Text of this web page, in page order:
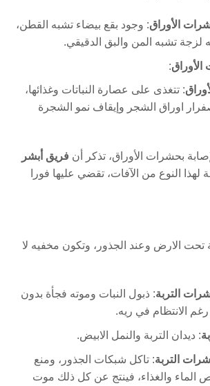
الأوراق: وجود بقع بيضاء تشبه القطن،
لزجة تشبه المن والبق الدقيقي.
الأوراق:
: تتغذى على عصارة النباتات وغذائها،
اوراق الشجر وإيقاف نمو الشجرة
بحشرات الأوراق، تذكر أن فريق أبشر
النوع من الآفات، تقضي عليها فورا
الارض وعند الجذور، وتكون مخفيه لا
التربة: ذبول النبات وموته فجأة بدون
الانتظام في ريه.
: ديدان التربة والنمل الابيض.
التربة: تاكل شبكات الجذور، ومنع
الماء والغذاء، فينتج عن كل ذلك موت